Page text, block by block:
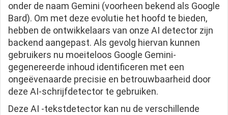
onder de naam Gemini (voorheen bekend als Google
Bard). Om met deze evolutie het hoofd te bieden,
hebben de ontwikkelaars van onze AI detector zijn
backend aangepast. Als gevolg hiervan kunnen
gebruikers nu moeiteloos Google Gemini-
gegenereerde inhoud identificeren met een
ongeëvenaarde precisie en betrouwbaarheid door
deze AI-schrijfdetector te gebruiken.
Deze AI -tekstdetector kan nu de verschillende